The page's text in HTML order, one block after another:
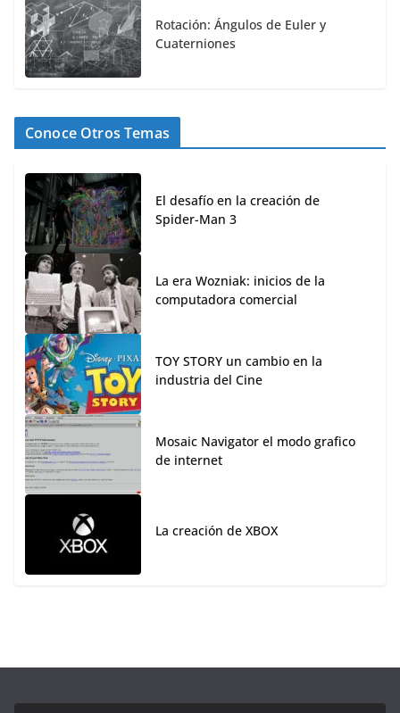
Rotación: Ángulos de Euler y
Cuaterniones
Conoce Otros Temas
El desafío en la creación de
Spider-Man 3
La era Wozniak: inicios de la
computadora comercial
TOY STORY un cambio en la
industria del Cine
Mosaic Navigator el modo grafico
de internet
La creación de XBOX